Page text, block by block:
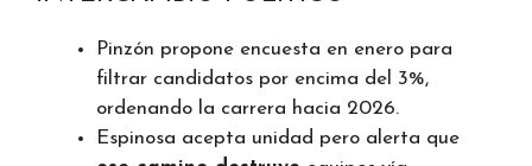
Pinzón propone encuesta en enero para
filtrar candidatos por encima del 3%,
ordenando la carrera hacia 2026.
Espinosa acepta unidad pero alerta que